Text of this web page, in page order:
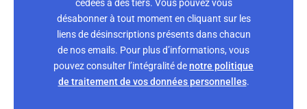
cédées à des tiers. Vous pouvez vous
désabonner à tout moment en cliquant sur les
liens de désinscriptions présents dans chacun
de nos emails. Pour plus d’informations, vous
pouvez consulter l’intégralité denotre politique
de traitement de vos données personnelles.